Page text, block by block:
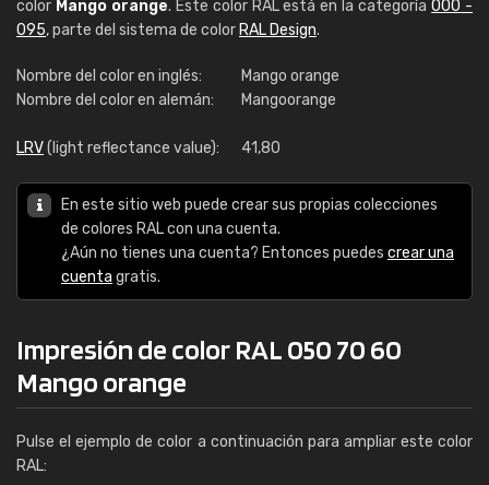
color Mango orange. Este color RAL está en la categoría000 -
095, parte del sistema de color RAL Design.
Nombre del color en inglés:
Mango orange
Nombre del color en alemán:
Mangoorange
LRV(light reflectance value): 41,80
En este sitio web puede crear sus propias colecciones
de colores RAL con una cuenta.
¿Aún no tienes una cuenta? Entonces puedes crear una
cuenta gratis.
Impresión de color RAL 050 70 60
Mango orange
Pulse el ejemplo de color a continuación para ampliar este color
RAL: